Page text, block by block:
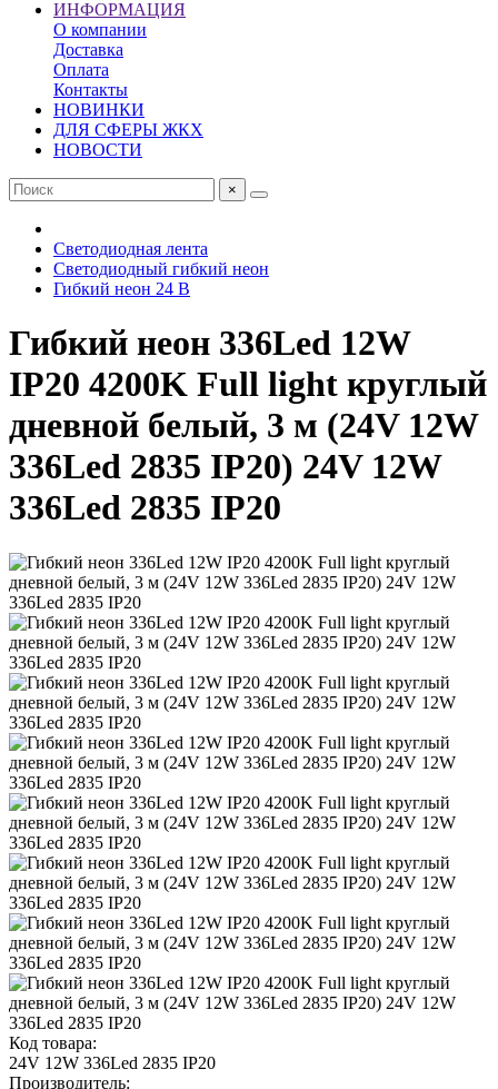
ИНФОРМАЦИЯ
О компании
Доставка
Оплата
Контакты
НОВИНКИ
ДЛЯ СФЕРЫ ЖКХ
НОВОСТИ
×
Светодиодная лента
Светодиодный гибкий неон
Гибкий неон 24 В
Гибкий неон 336Led 12W
IP20 4200K Full light круглый
дневной белый, 3 м (24V 12W
336Led 2835 IP20) 24V 12W
336Led 2835 IP20
Код товара:
24V 12W 336Led 2835 IP20
Производитель: